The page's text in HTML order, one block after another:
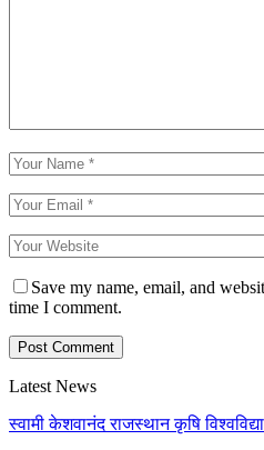
Save my name, email, and
time I comment.
Latest News
स्वामी केशवानंद राजस्थान कृषि